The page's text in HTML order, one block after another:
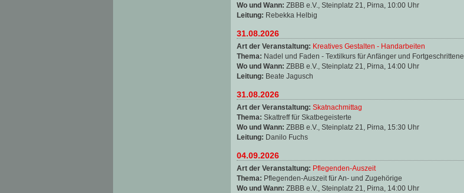
Wo und Wann: ZBBB e.V., Steinplatz 21, Pirna, 10:00 Uhr
Leitung: Rebekka Helbig
31.08.2026
Art der Veranstaltung: Kreatives Gestalten - Handarbeiten
Thema: Nadel und Faden - Textilkurs für Anfänger und Fortgeschrittene
Wo und Wann: ZBBB e.V., Steinplatz 21, Pirna, 14:00 Uhr
Leitung: Beate Jagusch
31.08.2026
Art der Veranstaltung: Skatnachmittag
Thema: Skattreff für Skatbegeisterte
Wo und Wann: ZBBB e.V., Steinplatz 21, Pirna, 15:30 Uhr
Leitung: Danilo Fuchs
04.09.2026
Art der Veranstaltung: Pflegenden-Auszeit
Thema: Pflegenden-Auszeit für An- und Zugehörige
Wo und Wann: ZBBB e.V., Steinplatz 21, Pirna, 14:00 Uhr